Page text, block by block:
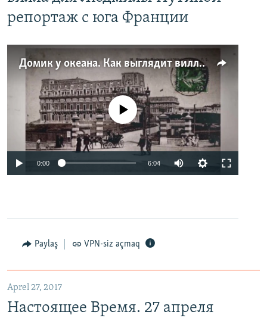
репортаж с юга Франции
Домик у океана. Как выглядит вилла для Людмилы Путиной – репортаж с юга Франции
No media source currently available
0:00 6:04
Paylaş VPN-siz açmaq
Aprel 27, 2017
Настоящее Время. 27 апреля